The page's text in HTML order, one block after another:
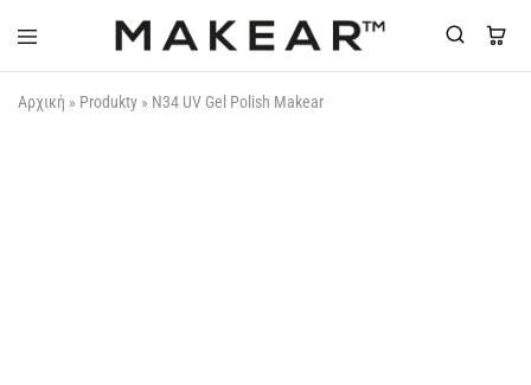
Makear-
Αρχική » Produkty » N34 UV Gel Polish Makear